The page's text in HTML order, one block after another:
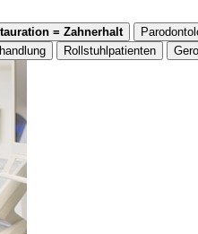
= Zahnerhalt
Rollstuhlpatienten